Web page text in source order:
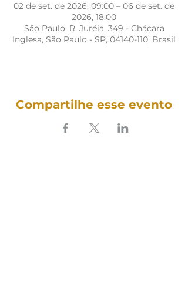
02 de set. de 2026, 09:00 – 06 de set. de
2026, 18:00
São Paulo, R. Juréia, 349 - Chácara
Inglesa, São Paulo - SP, 04140-110, Brasil
Compartilhe esse evento